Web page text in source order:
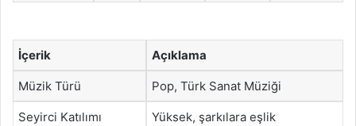
İçerik Açıklama
Müzik Türü Pop, Türk Sanat Müziği
Seyirci Katılımı Yüksek, şarkılara eşlik